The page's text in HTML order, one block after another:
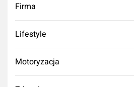
Firma
Lifestyle
Motoryzacja